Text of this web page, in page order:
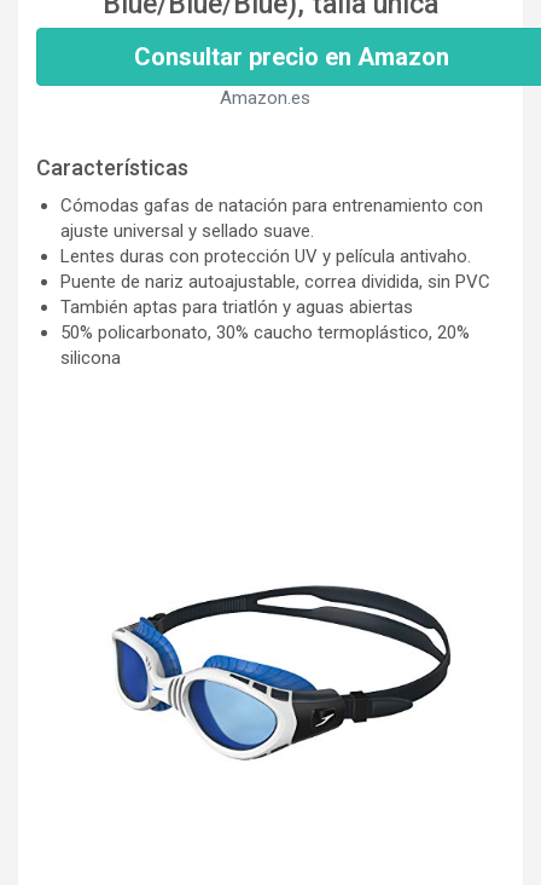
Consultar precio en Amazon
Amazon.es
Características
Cómodas gafas de natación para entrenamiento con
ajuste universal y sellado suave.
Lentes duras con protección UV y película antivaho.
Puente de nariz autoajustable, correa dividida, sin PVC
También aptas para triatlón y aguas abiertas
50% policarbonato, 30% caucho termoplástico, 20%
silicona